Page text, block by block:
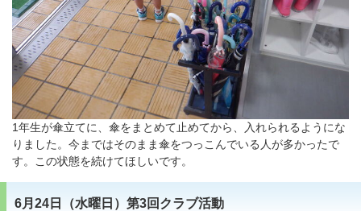
1年生が傘立てに、傘をまとめて止めてから、入れられるようにな
りました。今まではそのまま傘をつっこんでいる人が多かったで
す。この状態を続けてほしいです。
6月24日（水曜日）第3回クラブ活動